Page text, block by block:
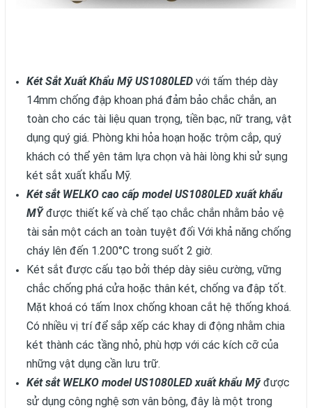
Két Sắt Xuất Khẩu Mỹ US1080LED với tấm thép dày
14mm chống đập khoan phá đảm bảo chắc chắn, an
toàn cho các tài liệu quan trọng, tiền bạc, nữ trang, vật
dụng quý giá. Phòng khi hỏa hoạn hoặc trộm cắp, quý
khách có thể yên tâm lựa chọn và hài lòng khi sử sụng
két sắt xuất khẩu Mỹ.
Két sắt WELKO cao cấp model US1080LED xuất khẩu
MỸđược thiết kế và chế tạo chắc chắn nhằm bảo vệ
tài sản một cách an toàn tuyệt đối Với khả năng chống
cháy lên đến 1.200°C trong suốt 2 giờ.
Két sắt được cấu tạo bởi thép dày siêu cường, vững
chắc chống phá cửa hoặc thân két, chống va đập tốt.
Mặt khoá có tấm Inox chống khoan cắt hệ thống khoá.
Có nhiều vị trí để sắp xếp các khay di động nhằm chia
két thành các tầng nhỏ, phù hợp với các kích cỡ của
những vật dụng cần lưu trữ.
Két sắt WELKO model US1080LED xuất khẩu Mỹđược
sử dụng công nghệ sơn vân bông, đây là một trong